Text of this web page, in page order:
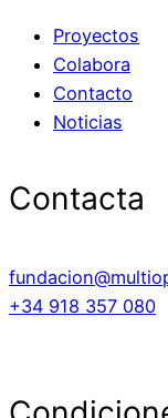
Proyectos
Colabora
Contacto
Noticias
Contacta
+34 918 357 080